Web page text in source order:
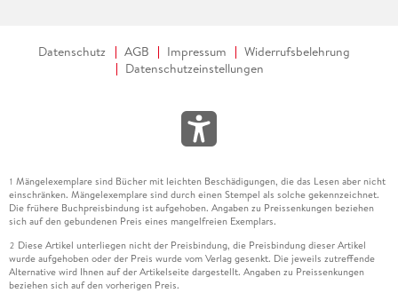
Datenschutz AGB Impressum
Widerrufsbelehrung
Datenschutzeinstellungen
1 Mängelexemplare sind Bücher mit leichten Beschädigungen, die das Lesen aber nicht
einschränken. Mängelexemplare sind durch einen Stempel als solche gekennzeichnet.
Die frühere Buchpreisbindung ist aufgehoben. Angaben zu Preissenkungen beziehen
sich auf den gebundenen Preis eines mangelfreien Exemplars.
2 Diese Artikel unterliegen nicht der Preisbindung, die Preisbindung dieser Artikel
wurde aufgehoben oder der Preis wurde vom Verlag gesenkt. Die jeweils zutreffende
Alternative wird Ihnen auf der Artikelseite dargestellt. Angaben zu Preissenkungen
beziehen sich auf den vorherigen Preis.